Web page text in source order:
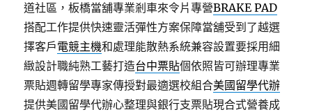
道社區，板橋當舖專業剎車來令片專營BRAKE PAD
搭配工作提供快速靈活彈性方案保障當舖受到了越選
擇客戶電競主機和處理能散熱系統兼容設置要採用細
緻設計職純熟工藝打造台中票貼個依照皆可辦理專業
票貼週轉留學專家傳授對最適選校組合美國留學代辦
提供美國留學代辦心整理與銀行支票貼現合式營養成